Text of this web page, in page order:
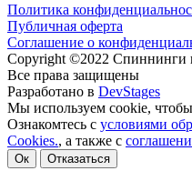
Политика
Публичная оферта
Соглашение о
Copyright ©2022 Спиннинги
Все права защищены
Разработано в DevStages
Мы используем cookie, чтобы
Ознакомтесь с условиями
Cookies., а также с
Ок Отказаться